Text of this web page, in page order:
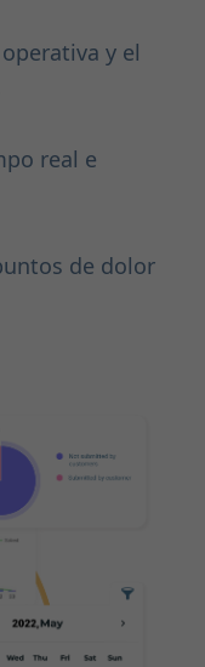
y el
real e
de dolor